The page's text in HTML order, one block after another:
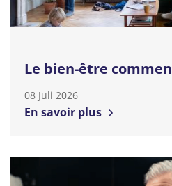
Le bien-être
08 Juli 2026
En savoir plus